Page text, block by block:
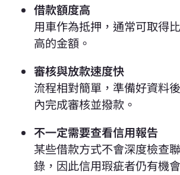
借款額度高
用車作為抵押，通常可取得
高的金額。
審核與放款速度快
流程相對簡單，準備好資料
內完成審核並撥款。
不一定需要查看信用報告
某些借款方式不會深度檢查
錄，因此信用瑕疵者仍有機